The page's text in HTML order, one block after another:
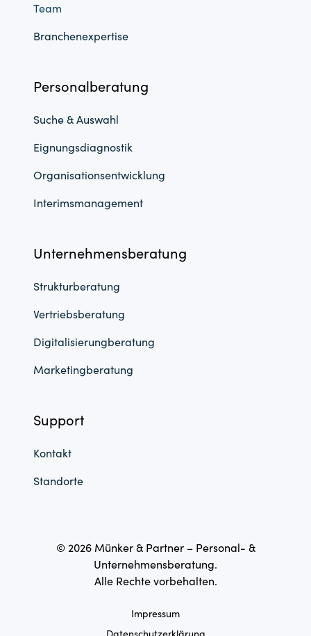
Team
Branchenexpertise
Personalberatung
Suche & Auswahl
Eignungsdiagnostik
Organisationsentwicklung
Interimsmanagement
Unternehmensberatung
Strukturberatung
Vertriebsberatung
Digitalisierungberatung
Marketingberatung
Support
Kontakt
Standorte
© 2026 Münker & Partner – Personal- &
Unternehmensberatung.
Alle Rechte vorbehalten.
Impressum